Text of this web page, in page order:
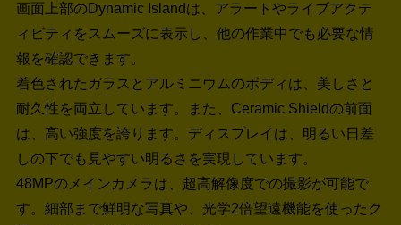
画面上部のDynamic Islandは、アラートやライブアクテ
ィビティをスムーズに表示し、他の作業中でも必要な情
報を確認できます。
着色されたガラスとアルミニウムのボディは、美しさと
耐久性を両立しています。また、Ceramic Shieldの前面
は、高い強度を誇ります。ディスプレイは、明るい日差
しの下でも見やすい明るさを実現しています。
48MPのメインカメラは、超高解像度での撮影が可能で
す。細部まで鮮明な写真や、光学2倍望遠機能を使ったク